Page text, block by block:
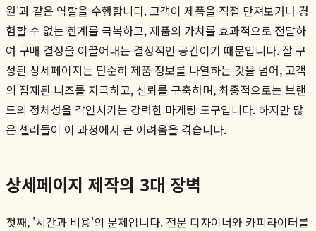
원'과 같은 역할을 수행합니다. 고객이 제품을 직접 만져보거나 경
험할 수 없는 한계를 극복하고, 제품의 가치를 효과적으로 전달하
여 구매 결정을 이끌어내는 결정적인 공간이기 때문입니다. 잘 구
성된 상세페이지는 단순히 제품 정보를 나열하는 것을 넘어, 고객
의 잠재된 니즈를 자극하고, 신뢰를 구축하며, 최종적으로는 브랜
드의 정체성을 각인시키는 강력한 마케팅 도구입니다. 하지만 많
은 셀러들이 이 과정에서 큰 어려움을 겪습니다.
상세페이지 제작의 3대 장벽
첫째, '시간과 비용'의 문제입니다. 전문 디자이너와 카피라이터를